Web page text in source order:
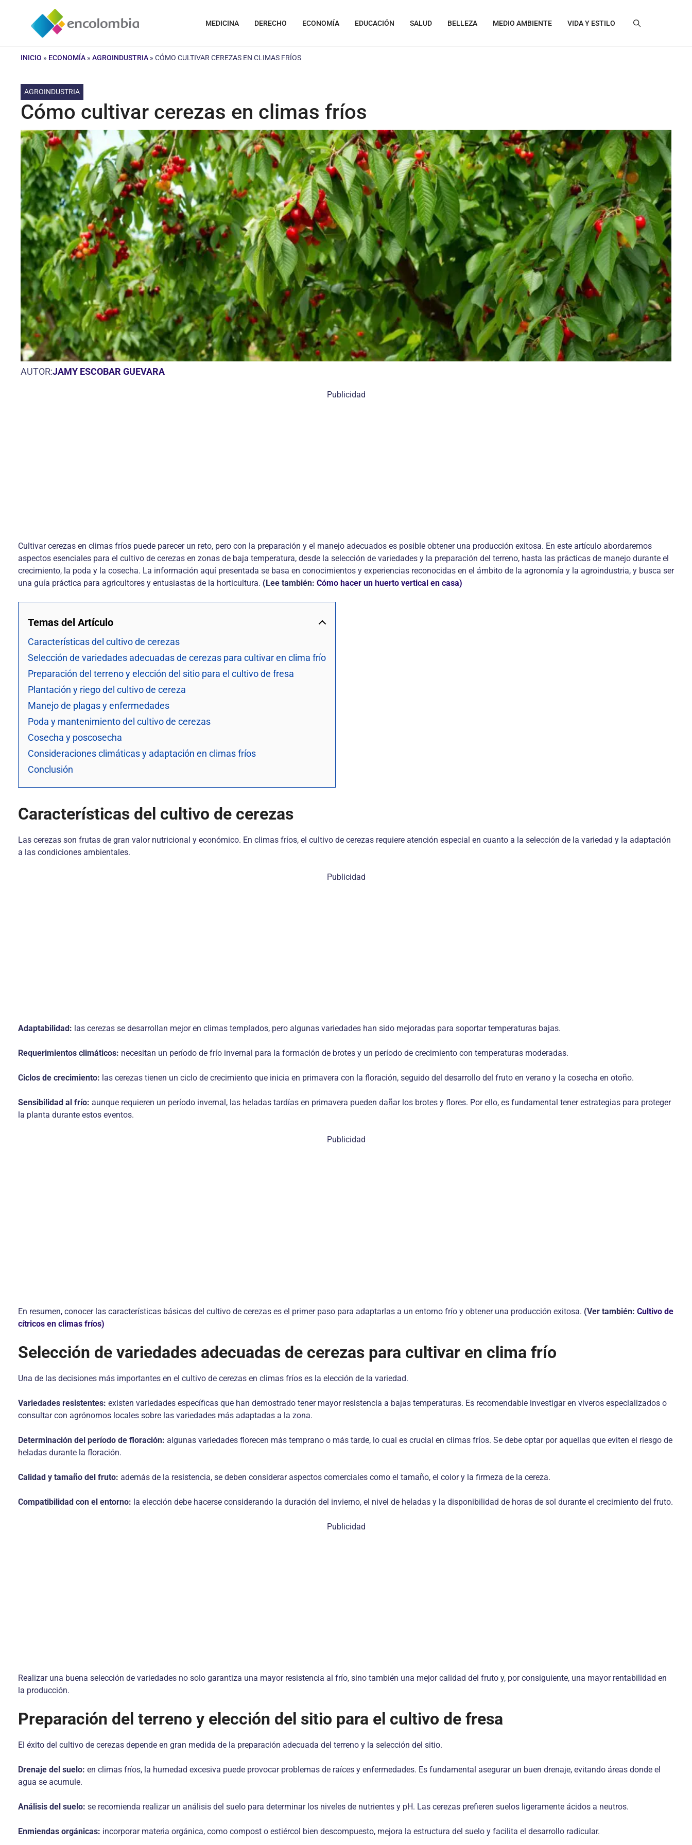
contenido
MEDICINA DERECHO ECONOMÍA EDUCACIÓN SALUD BELLEZA MEDIO AMBIENTE VIDA Y ESTILO
INICIO » ECONOMÍA » AGROINDUSTRIA » CÓMO CULTIVAR CEREZAS EN CLIMAS FRÍOS
AGROINDUSTRIA
Cómo cultivar cerezas en climas fríos
AUTOR:JAMY ESCOBAR GUEVARA
Publicidad
Cultivar cerezas en climas fríos puede parecer un reto, pero con la preparación y el manejo adecuados es posible obtener una producción exitosa. En este artículo abordaremos
aspectos esenciales para el cultivo de cerezas en zonas de baja temperatura, desde la selección de variedades y la preparación del terreno, hasta las prácticas de manejo durante el
crecimiento, la poda y la cosecha. La información aquí presentada se basa en conocimientos y experiencias reconocidas en el ámbito de la agronomía y la agroindustria, y busca ser
una guía práctica para agricultores y entusiastas de la horticultura. (Lee también: Cómo hacer un huerto vertical en casa)
Temas del Artículo
Características del cultivo de cerezas
Selección de variedades adecuadas de cerezas para cultivar en clima frío
Preparación del terreno y elección del sitio para el cultivo de fresa
Plantación y riego del cultivo de cereza
Manejo de plagas y enfermedades
Poda y mantenimiento del cultivo de cerezas
Cosecha y poscosecha
Consideraciones climáticas y adaptación en climas fríos
Conclusión
Características del cultivo de cerezas
Las cerezas son frutas de gran valor nutricional y económico. En climas fríos, el cultivo de cerezas requiere atención especial en cuanto a la selección de la variedad y la adaptación
a las condiciones ambientales.
Publicidad
Adaptabilidad: las cerezas se desarrollan mejor en climas templados, pero algunas variedades han sido mejoradas para soportar temperaturas bajas.
Requerimientos climáticos: necesitan un período de frío invernal para la formación de brotes y un período de crecimiento con temperaturas moderadas.
Ciclos de crecimiento: las cerezas tienen un ciclo de crecimiento que inicia en primavera con la floración, seguido del desarrollo del fruto en verano y la cosecha en otoño.
Sensibilidad al frío: aunque requieren un período invernal, las heladas tardías en primavera pueden dañar los brotes y flores. Por ello, es fundamental tener estrategias para proteger
la planta durante estos eventos.
Publicidad
En resumen, conocer las características básicas del cultivo de cerezas es el primer paso para adaptarlas a un entorno frío y obtener una producción exitosa. (Ver también: Cultivo de
cítricos en climas fríos)
Selección de variedades adecuadas de cerezas para cultivar en clima frío
Una de las decisiones más importantes en el cultivo de cerezas en climas fríos es la elección de la variedad.
Variedades resistentes: existen variedades específicas que han demostrado tener mayor resistencia a bajas temperaturas. Es recomendable investigar en viveros especializados o
consultar con agrónomos locales sobre las variedades más adaptadas a la zona.
Determinación del período de floración: algunas variedades florecen más temprano o más tarde, lo cual es crucial en climas fríos. Se debe optar por aquellas que eviten el riesgo de
heladas durante la floración.
Calidad y tamaño del fruto: además de la resistencia, se deben considerar aspectos comerciales como el tamaño, el color y la firmeza de la cereza.
Compatibilidad con el entorno: la elección debe hacerse considerando la duración del invierno, el nivel de heladas y la disponibilidad de horas de sol durante el crecimiento del fruto.
Publicidad
Realizar una buena selección de variedades no solo garantiza una mayor resistencia al frío, sino también una mejor calidad del fruto y, por consiguiente, una mayor rentabilidad en
la producción.
Preparación del terreno y elección del sitio para el cultivo de fresa
El éxito del cultivo de cerezas depende en gran medida de la preparación adecuada del terreno y la selección del sitio.
Drenaje del suelo: en climas fríos, la humedad excesiva puede provocar problemas de raíces y enfermedades. Es fundamental asegurar un buen drenaje, evitando áreas donde el
agua se acumule.
Análisis del suelo: se recomienda realizar un análisis del suelo para determinar los niveles de nutrientes y pH. Las cerezas prefieren suelos ligeramente ácidos a neutros.
Enmiendas orgánicas: incorporar materia orgánica, como compost o estiércol bien descompuesto, mejora la estructura del suelo y facilita el desarrollo radicular.